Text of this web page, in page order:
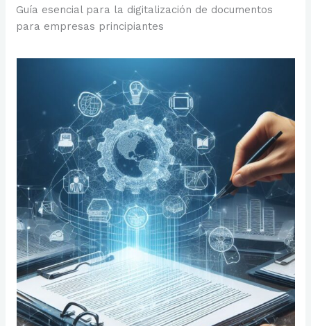
Guía esencial para la digitalización de documentos
para empresas principiantes